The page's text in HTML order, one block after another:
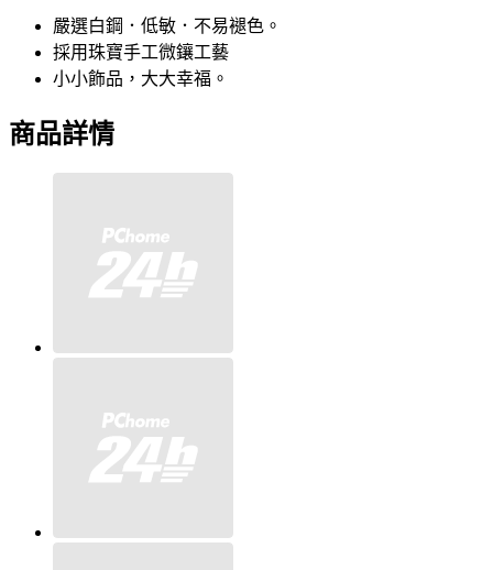
嚴選白鋼．低敏．不易褪色。
採用珠寶手工微鑲工藝
小小飾品，大大幸福。
商品詳情